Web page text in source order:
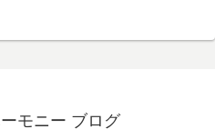
モニー ブログ